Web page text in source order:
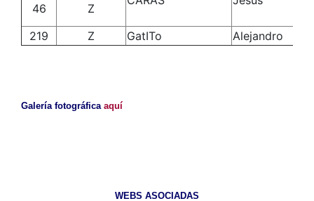
46
Z
219
Z GatITo Alejandro
Galería fotográfica aquí
WEBS ASOCIADAS